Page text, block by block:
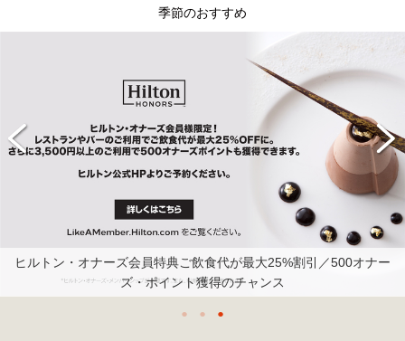
季節のおすすめ
ヒルトン・オナーズ会員特典ご飲食代が最大25%割引／500オナー
ズ・ポイント獲得のチャンス